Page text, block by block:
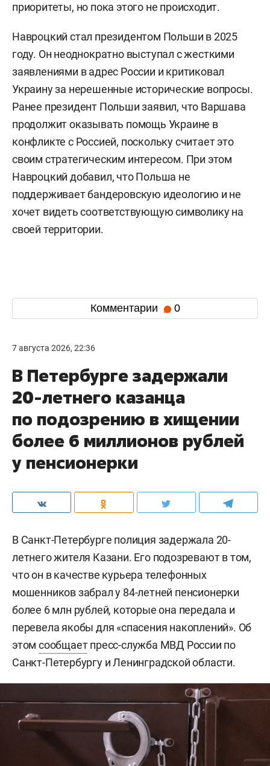
приоритеты, но пока этого не происходит.
Навроцкий стал президентом Польши в 2025
году. Он неоднократно выступал с жесткими
заявлениями в адрес России и критиковал
Украину за нерешенные исторические вопросы.
Ранее президент Польши заявил, что Варшава
продолжит оказывать помощь Украине в
конфликте с Россией, поскольку считает это
своим стратегическим интересом. При этом
Навроцкий добавил, что Польша не
поддерживает бандеровскую идеологию и не
хочет видеть соответствующую символику на
своей территории.
Комментарии 0
7 августа 2026, 22:36
В Петербурге задержали
20-летнего казанца
по подозрению в хищении
более 6 миллионов рублей
у пенсионерки
В Санкт-Петербурге полиция задержала 20-
летнего жителя Казани. Его подозревают в том,
что он в качестве курьера телефонных
мошенников забрал у 84-летней пенсионерки
более 6 млн рублей, которые она передала и
перевела якобы для «спасения накоплений». Об
этом сообщаетпресс-служба МВД России по
Санкт-Петербургу и Ленинградской области.